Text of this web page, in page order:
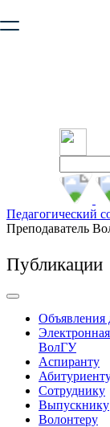
безопасную
Педагогический
Преподаватель
Публикации
Объявления
ВолГУ
Аспиранту
Сотруднику
Выпускнику
Волонтеру